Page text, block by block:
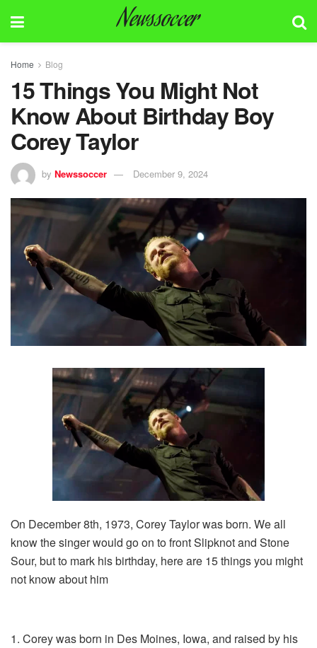
Newssoccer
Home Blog
15 Things You Might Not
Know About Birthday Boy
Corey Taylor
by Newssoccer December 9, 2024
On December 8th, 1973, Corey Taylor was born. We all
know the singer would go on to front Slipknot and Stone
Sour, but to mark his birthday, here are 15 things you might
not know about him
1. Corey was born in Des Moines, Iowa, and raised by his